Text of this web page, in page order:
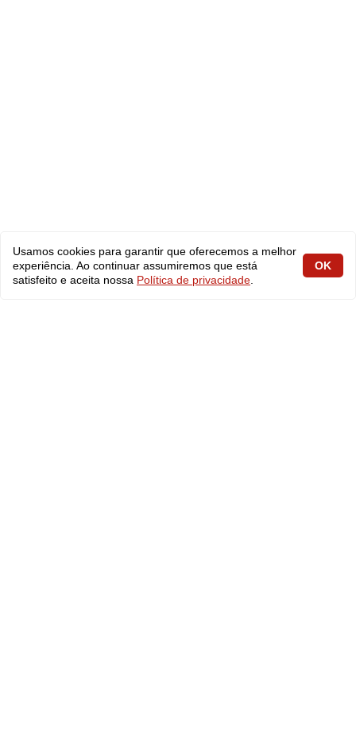
Usamos cookies para garantir que oferecemos a melhor
experiência. Ao continuar assumiremos que está
satisfeito e aceita nossa Política de privacidade
OK